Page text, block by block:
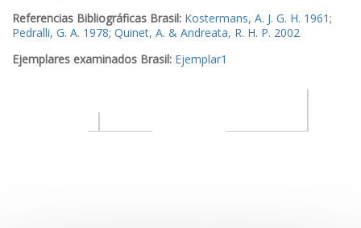
Referencias Bibliográficas Brasil: Kostermans, A. J. G. H. 1961;
Pedralli, G. A. 1978; Quinet, A. & Andreata, R. H. P. 2002
Ejemplares examinados Brasil: Ejemplar1